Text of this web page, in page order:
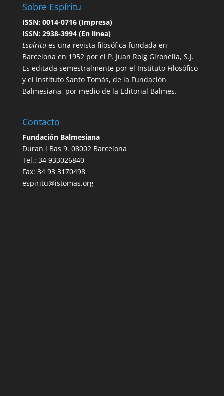
Sobre Espíritu
ISSN: 0014-0716 (Impresa)
ISSN: 2938-3994 (En línea)
Espíritues una revista filosófica fundada en
Barcelona en 1952 por el P. Juan Roig Gironella, S.J.
Es editada semestralmente por el Instituto Filosófico
y el Instituto Santo Tomás, de la Fundación
Balmesiana, por medio de la Editorial Balmes.
Contacto
Fundación Balmesiana
Duran i Bas 9. 08002 Barcelona
Tel.: 34 933026840
Fax: 34 93 3170498
espiritu@istomas.org